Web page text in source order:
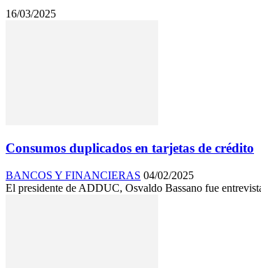
16/03/2025
Consumos duplicados en tarjetas de crédito
BANCOS Y FINANCIERAS 04/02/2025
El presidente de ADDUC, Osvaldo Bassano fue